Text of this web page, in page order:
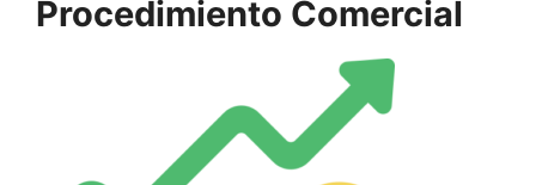
Procedimiento Comercial